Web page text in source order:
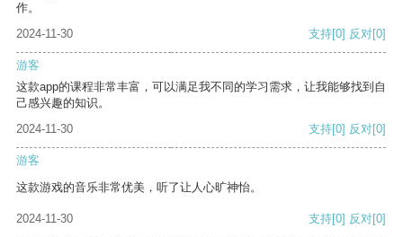
作。
2024-11-30
支持[0] 反对[0]
游客
这款app的课程非常丰富，可以满足我不同的学习需求，让我能够找到自
己感兴趣的知识。
2024-11-30
支持[0] 反对[0]
游客
这款游戏的音乐非常优美，听了让人心旷神怡。
2024-11-30 支持[0] 反对[0]